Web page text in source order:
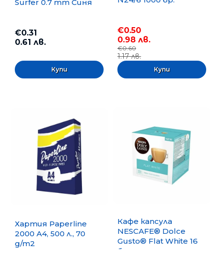
Surfer 0.7 mm Синя
€0.31
0.61 лв.
€0.50
0.98 лв.
€0.60
1.17 лв.
Хартия Paperline
2000 A4, 500 л., 70
g/m2
Кафе капсула
NESCAFE® Dolce
Gusto® Flat White 16
бр.